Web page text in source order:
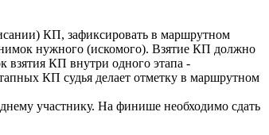
КП, зафиксировать в маршрутном
нужного (искомого). Взятие КП должно
взятия КП внутри одного этапа -
КП судья делает отметку в маршрутном
участнику. На финише необходимо сдать